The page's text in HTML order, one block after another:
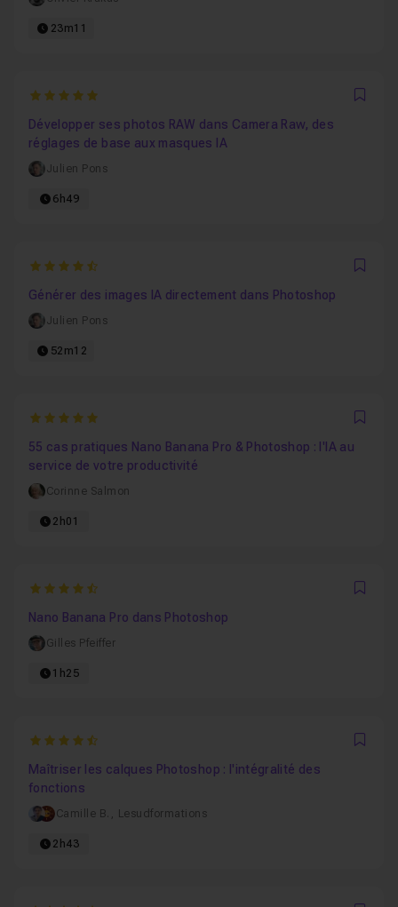
23m11
5
Développer ses photos RAW dans Camera Raw, des
réglages de base aux masques IA
Julien Pons
6h49
4.6
Générer des images IA directement dans Photoshop
Julien Pons
52m12
5
55 cas pratiques Nano Banana Pro & Photoshop : l'IA au
service de votre productivité
Corinne Salmon
2h01
4.8571428571429
Nano Banana Pro dans Photoshop
Gilles Pfeiffer
1h25
4.859375
Maîtriser les calques Photoshop : l'intégralité des
fonctions
Camille B. , Lesudformations
2h43